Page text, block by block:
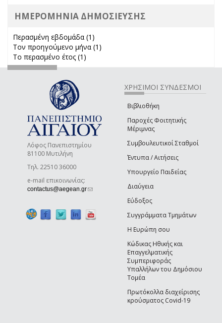
ΗΜΕΡΟΜΗΝΙΑ ΔΗΜΟΣΙΕΥΣΗΣ
Περασμένη εβδομάδα (1)
Τον προηγούμενο μήνα (1)
Το περασμένο έτος (1)
Λόφος Πανεπιστημίου
81100 Μυτιλήνη
Τηλ. 22510 36000
e-mail επικοινωνίας:
contactus@aegean.gr(link sends e-mail)
ΧΡΗΣΙΜΟΙ ΣΥΝΔΕΣΜΟΙ
Βιβλιοθήκη
Παροχές Φοιτητικής
Μέριμνας
Συμβουλευτικοί Σταθμοί
Έντυπα / Αιτήσεις
Υπουργείο Παιδείας
Διαύγεια
Εύδοξος
Συγγράμματα Τμημάτων
Η Ευρώπη σου
Κώδικας Ηθικής και
Επαγγελματικής
Συμπεριφοράς
Υπαλλήλων του Δημόσιου
Τομέα
Πρωτόκολλα διαχείρισης
κρούσματος Covid-19